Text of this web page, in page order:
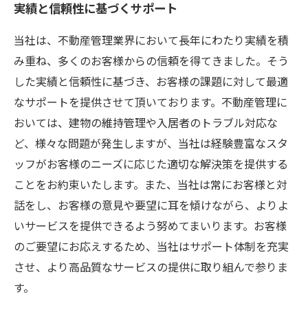
実績と信頼性に基づくサポート
当社は、不動産管理業界において長年にわたり実績を積
み重ね、多くのお客様からの信頼を得てきました。そう
した実績と信頼性に基づき、お客様の課題に対して最適
なサポートを提供させて頂いております。不動産管理に
おいては、建物の維持管理や入居者のトラブル対応な
ど、様々な問題が発生しますが、当社は経験豊富なスタ
ッフがお客様のニーズに応じた適切な解決策を提供する
ことをお約束いたします。また、当社は常にお客様と対
話をし、お客様の意見や要望に耳を傾けながら、よりよ
いサービスを提供できるよう努めてまいります。お客様
のご要望にお応えするため、当社はサポート体制を充実
させ、より高品質なサービスの提供に取り組んで参りま
す。